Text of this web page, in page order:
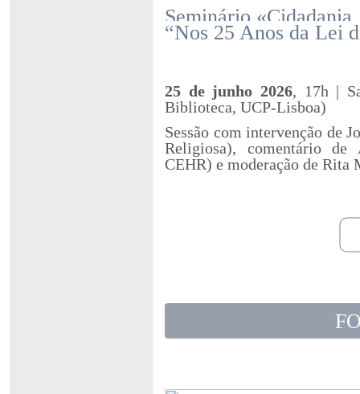
Seminário
“Nos 25 Anos da Lei
25 de junho 2026, 17h |
Biblioteca, UCP-Lisboa)
Sessão com intervenção de
Religiosa), comentário de
CEHR) e moderação de